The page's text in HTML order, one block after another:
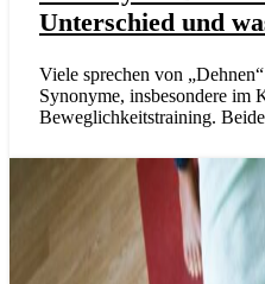
Unterschied und
Viele sprechen von
Synonyme, insbesondere im
Beweglichkeitstraining.